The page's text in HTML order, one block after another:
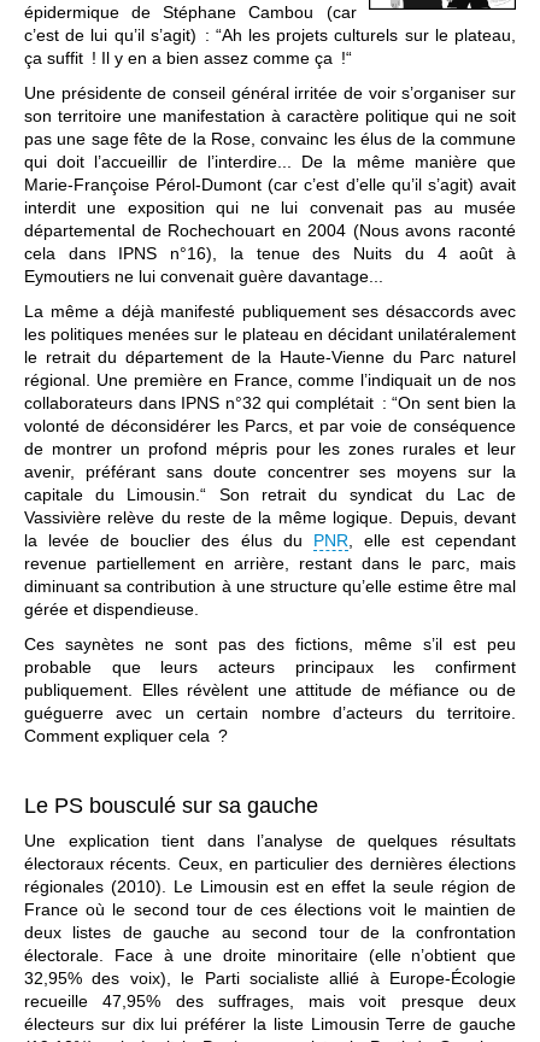
épidermique de Stéphane Cambou (car
c’est de lui qu’il s’agit) : “Ah les projets culturels sur le plateau,
ça suffit ! Il y en a bien assez comme ça !“
Une présidente de conseil général irritée de voir s’organiser sur
son territoire une manifestation à caractère politique qui ne soit
pas une sage fête de la Rose, convainc les élus de la commune
qui doit l’accueillir de l’interdire... De la même manière que
Marie-Françoise Pérol-Dumont (car c’est d’elle qu’il s’agit) avait
interdit une exposition qui ne lui convenait pas au musée
départemental de Rochechouart en 2004 (Nous avons raconté
cela dans IPNS n°16), la tenue des Nuits du 4 août à
Eymoutiers ne lui convenait guère davantage...
La même a déjà manifesté publiquement ses désaccords avec
les politiques menées sur le plateau en décidant unilatéralement
le retrait du département de la Haute-Vienne du Parc naturel
régional. Une première en France, comme l’indiquait un de nos
collaborateurs dans IPNS n°32 qui complétait : “On sent bien la
volonté de déconsidérer les Parcs, et par voie de conséquence
de montrer un profond mépris pour les zones rurales et leur
avenir, préférant sans doute concentrer ses moyens sur la
capitale du Limousin.“ Son retrait du syndicat du Lac de
Vassivière relève du reste de la même logique. Depuis, devant
la levée de bouclier des élus du PNR , elle est cependant
revenue partiellement en arrière, restant dans le parc, mais
diminuant sa contribution à une structure qu’elle estime être mal
gérée et dispendieuse.
Ces saynètes ne sont pas des fictions, même s’il est peu
probable que leurs acteurs principaux les confirment
publiquement. Elles révèlent une attitude de méfiance ou de
guéguerre avec un certain nombre d’acteurs du territoire.
Comment expliquer cela ?
Le PS bousculé sur sa gauche
Une explication tient dans l’analyse de quelques résultats
électoraux récents. Ceux, en particulier des dernières élections
régionales (2010). Le Limousin est en effet la seule région de
France où le second tour de ces élections voit le maintien de
deux listes de gauche au second tour de la confrontation
électorale. Face à une droite minoritaire (elle n’obtient que
32,95% des voix), le Parti socialiste allié à Europe-Écologie
recueille 47,95% des suffrages, mais voit presque deux
électeurs sur dix lui préférer la liste Limousin Terre de gauche